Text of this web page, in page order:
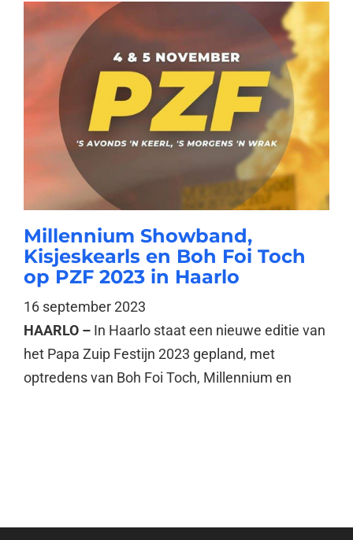
Millennium Showband,
Kisjeskearls en Boh Foi Toch
op PZF 2023 in Haarlo
16 september 2023
HAARLO – In Haarlo staat een nieuwe editie van
het Papa Zuip Festijn 2023 gepland, met
optredens van Boh Foi Toch, Millennium en